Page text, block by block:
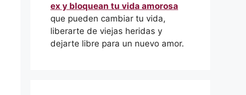
ex y bloquean tu vida amorosa
que pueden cambiar tu vida,
liberarte de viejas heridas y
dejarte libre para un nuevo amor.